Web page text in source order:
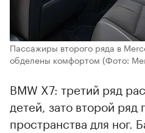
Пассажиры второго ряда в
обделены комфортом (Фото:
BMW X7: третий ряд
детей, зато второй
пространства для ног.